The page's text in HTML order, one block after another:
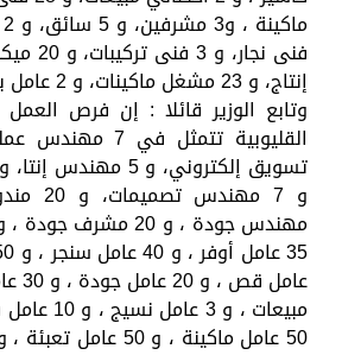
إنتاج، و 23 مشغل ماكينات، و 2 عامل بوفيه .
وتابع الوزير قائلا : إن فرص
مبيعات ،